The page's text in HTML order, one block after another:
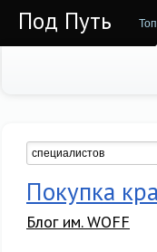
Под Путь
Покупка
Блог им. WOFF